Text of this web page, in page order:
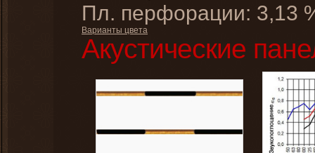
Пл. перфорации: 3,13
Варианты цвета
Акустические